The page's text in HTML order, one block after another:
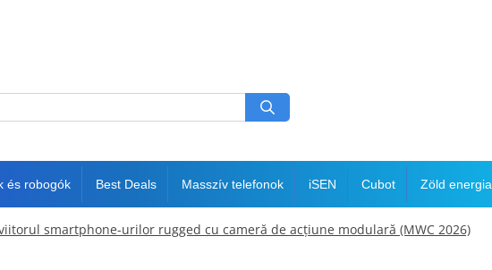
és robogók Best Deals Masszív telefonok iSEN Cubot Zöld energia
viitorul smartphone-urilor rugged cu cameră de acțiune modulară (MWC 2026)